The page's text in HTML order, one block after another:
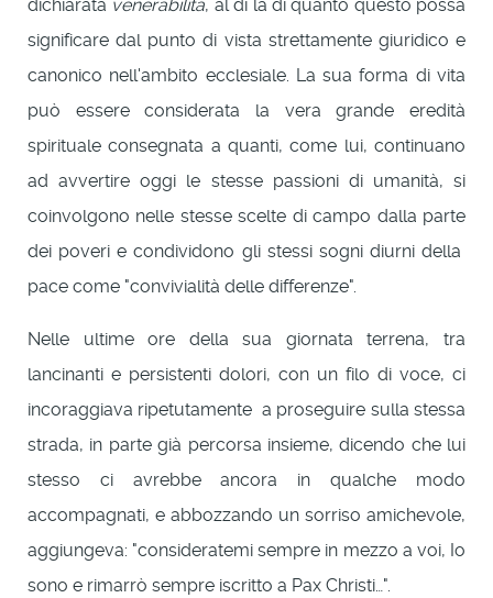
dichiarata venerabilità, al di là di quanto questo possa
significare dal punto di vista strettamente giuridico e
canonico nell'ambito ecclesiale. La sua forma di vita
può essere considerata la vera grande eredità
spirituale consegnata a quanti, come lui, continuano
ad avvertire oggi le stesse passioni di umanità, si
coinvolgono nelle stesse scelte di campo dalla parte
dei poveri e condividono gli stessi sogni diurni della
pace come "convivialità delle differenze".
Nelle ultime ore della sua giornata terrena, tra
lancinanti e persistenti dolori, con un filo di voce, ci
incoraggiava ripetutamente a proseguire sulla stessa
strada, in parte già percorsa insieme, dicendo che lui
stesso ci avrebbe ancora in qualche modo
accompagnati, e abbozzando un sorriso amichevole,
aggiungeva: "consideratemi sempre in mezzo a voi, Io
sono e rimarrò sempre iscritto a Pax Christi…".